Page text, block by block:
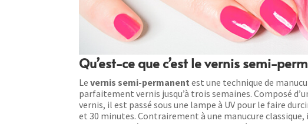
Qu’est-ce que c’est le vernis semi-
Levernis semi-permanent est une technique de
parfaitement vernis jusqu’à trois semaines. Composé
vernis, il est passé sous une lampe à UV pour le faire
et 30 minutes. Contrairement à une manucure classique,